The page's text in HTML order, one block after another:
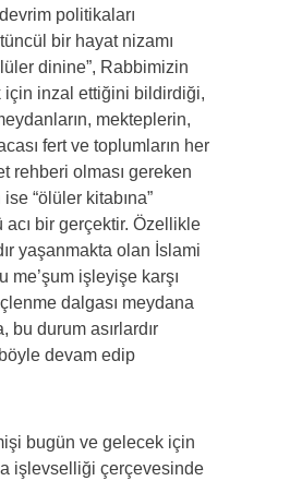
politikaları
bir hayat nizamı
dinine”, Rabbimizin
için inzal ettiğini bildirdiği,
mekteplerin,
fert ve toplumların her
rehberi olması gereken
ise “ölüler kitabına”
bir gerçektir. Özellikle
yaşanmakta olan İslami
me’şum işleyişe karşı
dalgası meydana
bu durum asırlardır
devam edip
bugün ve gelecek için
işlevselliği çerçevesinde